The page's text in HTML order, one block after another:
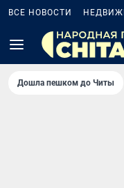
ВСЕ НОВОСТИ
Дошла пешком до Читы